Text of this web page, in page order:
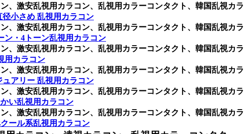
、激安乱視用カラコン、乱視用カラーコンタクト、韓国乱視カラ
径小さめ 乱視用カラコン
、激安乱視用カラコン、乱視用カラーコンタクト、韓国乱視カラ
ン・4トーン乱視用カラコン
、激安乱視用カラコン、乱視用カラーコンタクト、韓国乱視カラ
用カラコン
、激安乱視用カラコン、乱視用カラーコンタクト、韓国乱視カラ
ュアリー 乱視用カラコン
、激安乱視用カラコン、乱視用カラーコンタクト、韓国乱視カラ
い乱視用カラコン
、激安乱視用カラコン、乱視用カラーコンタクト、韓国乱視カラ
ール系乱視用カラコン